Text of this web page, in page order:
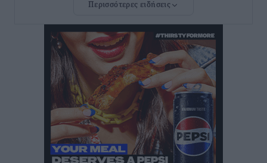
Νέο ξενοδοχείο στη Ρόδο για την H Hotels –
στην Κω
Τοπικές Ειδήσεις πριν 11 ώρες
Αυτοκίνητο μπήκε παράνομα σε μονόδρομο στο
Μαστιχάρι – Αναποδογύρισε όχημα με μητέρα και
5χρονο παιδί
Τοπικές Ειδήσεις• πριν 11 ώρες
“Η Ευρώπη αντιμετώπιζε το προσφυγικό σαν ταινία
Περισσότερες ειδήσεις